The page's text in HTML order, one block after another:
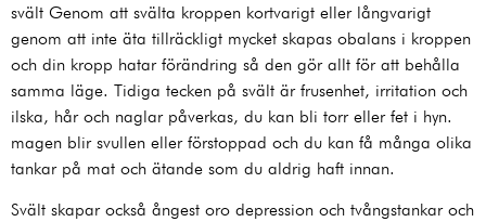
svält Genom att svälta kroppen kortvarigt eller långvarigt
genom att inte äta tillräckligt mycket skapas obalans i kroppen
och din kropp hatar förändring så den gör allt för att behålla
samma läge. Tidiga tecken på svält är frusenhet, irritation och
ilska, hår och naglar påverkas, du kan bli torr eller fet i hyn.
magen blir svullen eller förstoppad och du kan få många olika
tankar på mat och ätande som du aldrig haft innan.
Svält skapar också ångest oro depression och tvångstankar och